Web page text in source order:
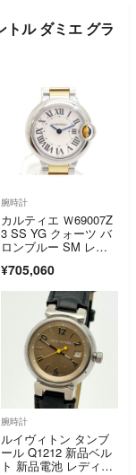
トル ダミエ グラ
腕時計
カルティエ Ｗ69007Z
3 SS YG クォーツ バ
ロンブルー SM レデ
店】【中古】
¥705,060
腕時計
ルイヴィトン タンブ
ール Q1212 新品ベル
ト 新品電池 レディー